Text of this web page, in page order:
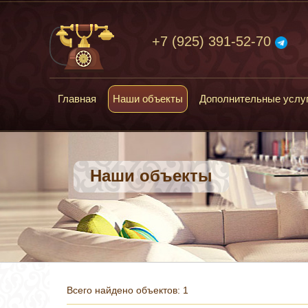
+7 (925) 391-52-70
Главная Наши объекты Дополнительные
Наши объекты
Всего найдено объектов: 1